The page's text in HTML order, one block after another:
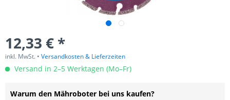
12,33 € *
inkl. MwSt. • Versandkosten & Lieferzeiten
Versand in 2–5 Werktagen (Mo–Fr)
Warum den Mähroboter bei uns kaufen?